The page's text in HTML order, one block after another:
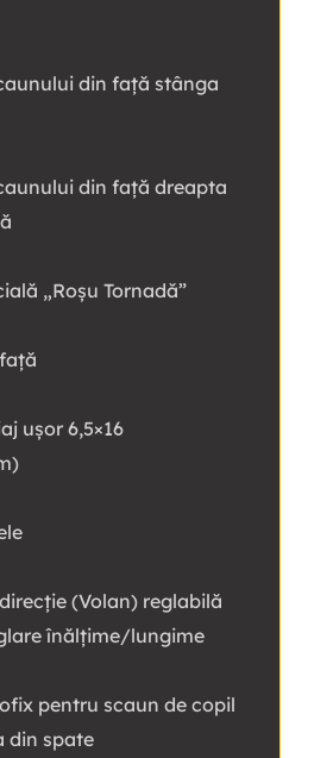
din față stânga
din față dreapta
„Roșu Tornadă”
ușor 6,5×16
(Volan) reglabilă
înălțime/lungime
pentru scaun de copil
din spate